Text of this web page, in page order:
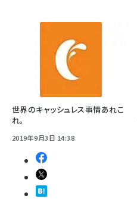
世界のキャッシュレス事情あれこ
れ。
2019年9月3日 14:38